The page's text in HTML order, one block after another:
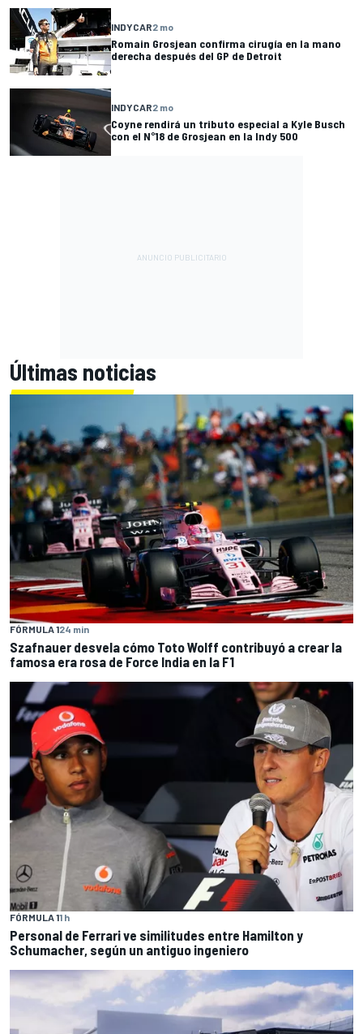
INDYCAR2 mo
Romain Grosjean confirma cirugía en la mano
derecha después del GP de Detroit
INDYCAR2 mo
Coyne rendirá un tributo especial a Kyle Busch
con el N°18 de Grosjean en la Indy 500
Últimas noticias
FÓRMULA 124 min
Szafnauer desvela cómo Toto Wolff contribuyó a crear la
famosa era rosa de Force India en la F1
FÓRMULA 11 h
Personal de Ferrari ve similitudes entre Hamilton y
Schumacher, según un antiguo ingeniero